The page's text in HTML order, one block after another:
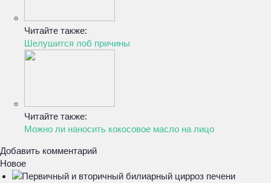
Читайте также:
Шелушится лоб причины
Читайте также:
Можно ли наносить кокосовое масло на лицо
Добавить комментарий
Новое